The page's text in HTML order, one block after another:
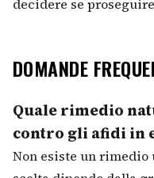
decidere se
DOMANDE
Quale rimedio
contro gli afidi in
Non esiste un